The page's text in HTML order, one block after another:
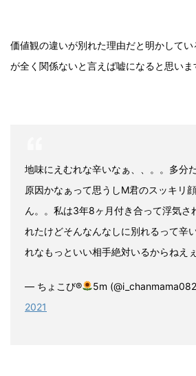
価値観の違いが別れた理由だと明かして
が全く関係ないと言えば嘘になると思いま
地味にえむれな辛いなぁ、、。。多分
原因かなぁって思うしM君のスッキリ
ん。。私は3年8ヶ月付き合って浮気さ
れたけどそんなんなしに別れるって辛
れなもっといい相手絶対いるからねえぇ
— ちょこび® 5m
2021